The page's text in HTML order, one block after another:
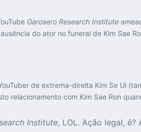
Garosero Research Institute
do ator no funeral de Kim Sae
de extrema-direita Kim Se Ui
relacionamento com Kim Sae Ron
Institute, LOL. Ação legal, é?